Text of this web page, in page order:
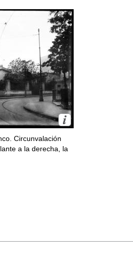
Circunvalación
a la derecha, la